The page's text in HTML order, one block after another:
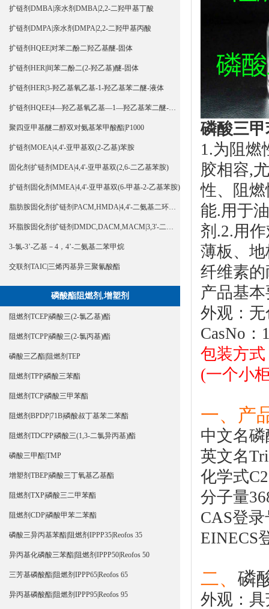
扩链剂DMBA|亲水剂DMBA|2,2-二羟甲基丁酸
扩链剂DMPA|亲水剂DMPA|2,2-二羟甲基丙酸
扩链剂HQEE|对苯二酚二羟乙基醚-固体
扩链剂HER|间苯二酚二(2-羟乙基)醚-固体
扩链剂HER|3-羟乙基氧乙基-1-羟乙基苯二醚-液体
扩链剂HQEE|4—羟乙基氧乙基—1—羟乙基苯二醚-液体
聚四亚甲基醚二醇双对氨基苯甲酸酯|P1000
扩链剂MOEA|4,4'-亚甲基双(2-乙基)苯胺
固化剂扩链剂MDEA|4,4'-亚甲基双(2,6-二乙基苯胺)
扩链剂固化剂MMEA|4,4'-亚甲基双(6-甲基-2-乙基苯胺)
脂肪胺固化剂扩链剂PACM,HMDA|4,4'-二氨基二环己基甲烷
环脂胺固化剂扩链剂DMDC,DACM,MACM|3,3'-二甲基-4,4'-二氨基二环己基甲烷
3-氯-3’-乙基－4，4’-二氨基二苯甲烷
交联剂TAIC|三烯丙基异三聚氰酸酯
磷酸酯阻燃剂,增塑剂
阻燃剂TCEP|磷酸三(2-氯乙基)酯
阻燃剂TCPP|磷酸三(2-氯丙基)酯
磷酸三乙酯|阻燃剂TEP
阻燃剂TPP|磷酸三苯酯
阻燃剂TCP|磷酸三甲苯酯
阻燃剂BPDP|71B|磷酸叔丁基苯二苯酯
阻燃剂TDCPP|磷酸三(1,3-二氯异丙基)酯
磷酸三甲酯|TMP
增塑剂TBEP|磷酸三丁氧基乙基酯
阻燃剂TXP|磷酸三二甲苯酯
阻燃剂CDP|磷酸甲苯二苯酯
磷酸三异丙基苯酯|阻燃剂IPPP35|Reofos 35
异丙基化磷酸三苯酯|阻燃剂IPPP50|Reofos 50
三芳基磷酸酯|阻燃剂IPPP65|Reofos 65
异丙基磷酸酯|阻燃剂IPPP95|Reofos 95
磷酸三
1.为阻燃
胶相容,
性、阻
能.用于
剂.2.用
薄板、
纤维素的
产品基
外观：
CasNo：
包装方
(一个小
一、产
中文名磷
英文名
化学式
分子量
CAS登录
EINECS
二、 磷
外观：